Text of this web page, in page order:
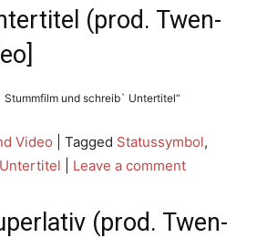
(prod. Twen-
Stummfilm und schreib` Untertitel“
Video Tagged Statussymbol,
Untertitel Leave a comment
(prod. Twen-